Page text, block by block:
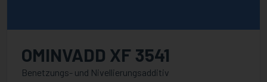
UV/LED Additiv
Additiv
OMINVADD XF 3541
Benetzungs- und Nivellierungsadditiv